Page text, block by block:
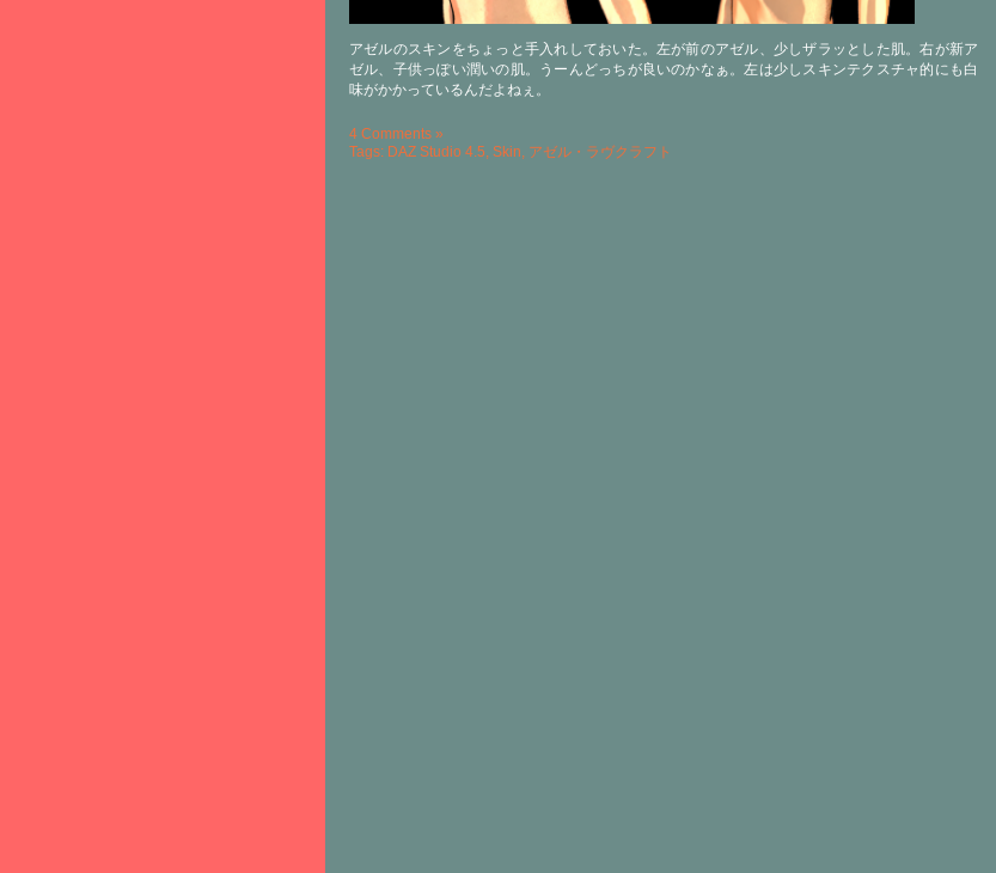
アゼルのスキンをちょっと手入れしておいた。左が前のアゼル、少しザラッとした肌。右が新ア
ゼル、子供っぽい潤いの肌。うーんどっちが良いのかなぁ。左は少しスキンテクスチャ的にも白
味がかかっているんだよねぇ。
4 Comments »
Tags: DAZ Studio 4.5, Skin, アゼル・ラヴクラフト